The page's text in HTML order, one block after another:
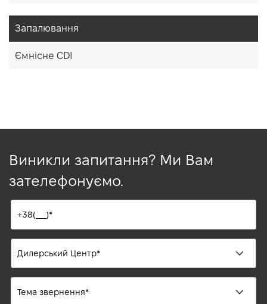
Запалювання
Ємнісне CDI
Виникли запитання? Ми Вам
зателефонуємо.